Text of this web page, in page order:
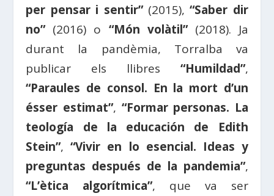
per pensar i sentir” (2015), “Saber dir
no”(2016) o “Món volàtil”(2018). Ja
durant la pandèmia, Torralba va
publicar els llibres “Humildad”,
“Paraules de consol. En la mort d’un
ésser estimat”, “Formar personas. La
teología de la educación de Edith
Stein”,“Vivir en lo esencial. Ideas y
preguntas después de la pandemia”,
“L’ètica algorítmica”, que va ser